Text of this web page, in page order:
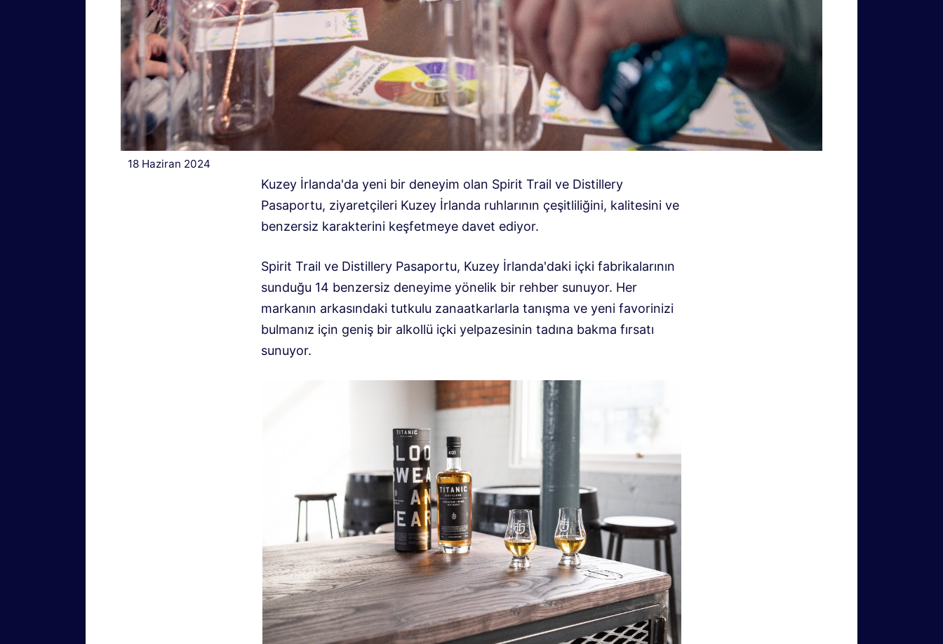
18 Haziran 2024
Kuzey İrlanda'da yeni bir deneyim olan Spirit Trail ve Distillery
Pasaportu, ziyaretçileri Kuzey İrlanda ruhlarının çeşitliliğini, kalitesini ve
benzersiz karakterini keşfetmeye davet ediyor.
Spirit Trail ve Distillery Pasaportu, Kuzey İrlanda'daki içki fabrikalarının
sunduğu 14 benzersiz deneyime yönelik bir rehber sunuyor. Her
markanın arkasındaki tutkulu zanaatkarlarla tanışma ve yeni favorinizi
bulmanız için geniş bir alkollü içki yelpazesinin tadına bakma fırsatı
sunuyor.